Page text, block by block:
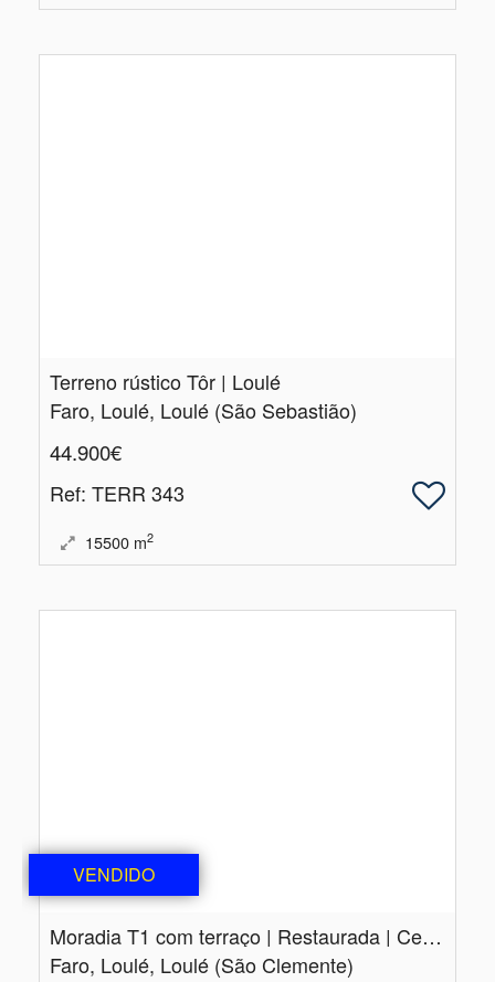
Terreno rústico Tôr | Loulé
Faro, Loulé, Loulé (São Sebastião)
44.900€
Ref: TERR 343
15500 m2
VENDIDO
Moradia T1 com terraço | Restaurada | Centro de Loulé
Faro, Loulé, Loulé (São Clemente)